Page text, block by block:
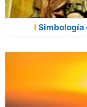
Simbología